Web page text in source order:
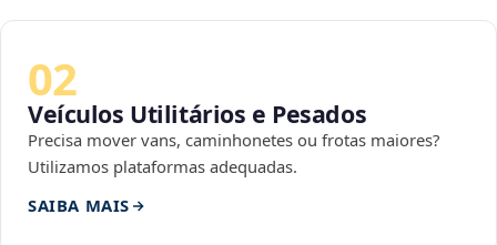
02
Veículos Utilitários e Pesados
Precisa mover vans, caminhonetes ou frotas maiores?
Utilizamos plataformas adequadas.
SAIBA MAIS